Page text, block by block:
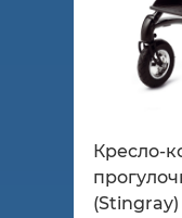
Кресло-
(Stingray)